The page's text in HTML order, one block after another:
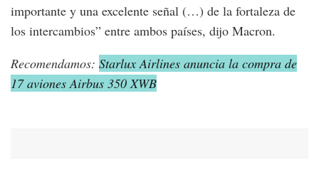
importante y una excelente señal (…) de la fortaleza de
los intercambios” entre ambos países, dijo Macron.
Recomendamos: Starlux Airlines anuncia la compra de
17 aviones Airbus 350 XWB